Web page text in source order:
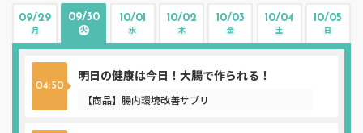
09/29
月
09/30
火
10/01
水
10/02
木
10/03
金
10/04
土
10/05
日
04:50
明日の健康は今日！大腸で作られる！
【商品】腸内環境改善サプリ